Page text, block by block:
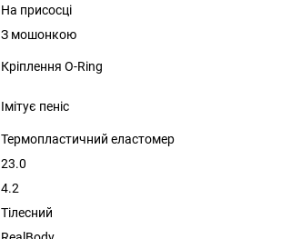
На присосці
З мошонкою
Кріплення O-Ring
Імітує пеніс
Термопластичний еластомер
23.0
4.2
Тілесний